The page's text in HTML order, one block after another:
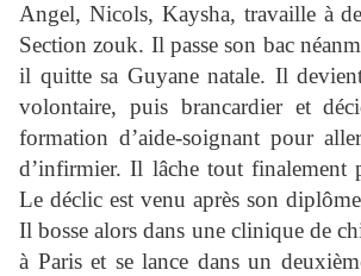
Angel, Nicols, Kaysha, travaille à
Section zouk. Il passe son bac
il quitte sa Guyane natale. Il
volontaire, puis brancardier et
formation d’aide-soignant pour
d’infirmier. Il lâche tout finalement
Le déclic est venu après son
Il bosse alors dans une clinique de
à Paris et se lance dans un